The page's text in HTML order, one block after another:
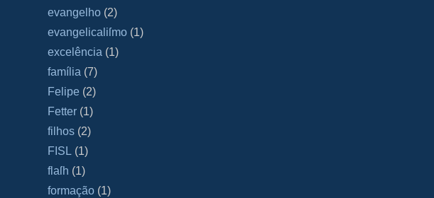
evangelho (2)
evangelicaliſmo (1)
excelência (1)
família (7)
Felipe (2)
Fetter (1)
filhos (2)
FISL (1)
flaſh (1)
formação (1)